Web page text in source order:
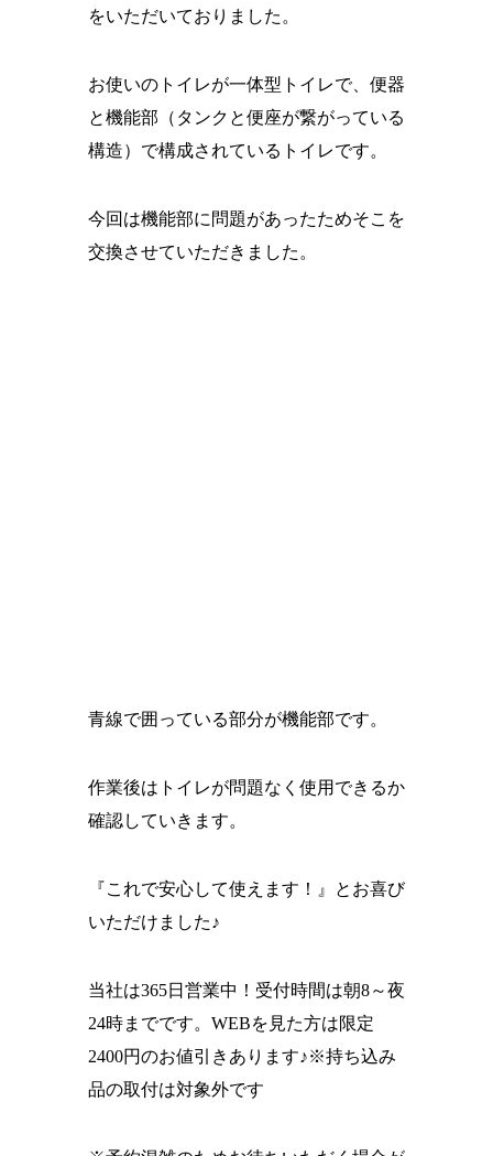
をいただいておりました。
お使いのトイレが一体型トイレで、便器
と機能部（タンクと便座が繋がっている
構造）で構成されているトイレです。
今回は機能部に問題があったためそこを
交換させていただきました。
青線で囲っている部分が機能部です。
作業後はトイレが問題なく使用できるか
確認していきます。
『これで安心して使えます！』とお喜び
いただけました♪
当社は365日営業中！受付時間は朝8～夜
24時までです。WEBを見た方は限定
2400円のお値引きあります♪※持ち込み
品の取付は対象外です